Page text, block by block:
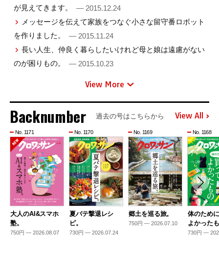
が見えてきます。
— 2015.12.24
メッセージを伝えて家族をつなぐ小さな留守番ロボット
を作りました。
— 2015.11.24
長い人生、仲良く暮らしたいけれど母と娘は遠慮がない
のが困りもの。
— 2015.10.23
View More
Backnumber 過去の号はこちらから View All
No. 1171
大人のAI&スマホ
塾。
750円 — 2026.08.07
No. 1170
夏バテ撃退レシ
ピ。
730円 — 2026.07.24
No. 1169
郷土を巡る旅。
750円 — 2026.07.10
No. 1168
体のため
よかった
730円 —